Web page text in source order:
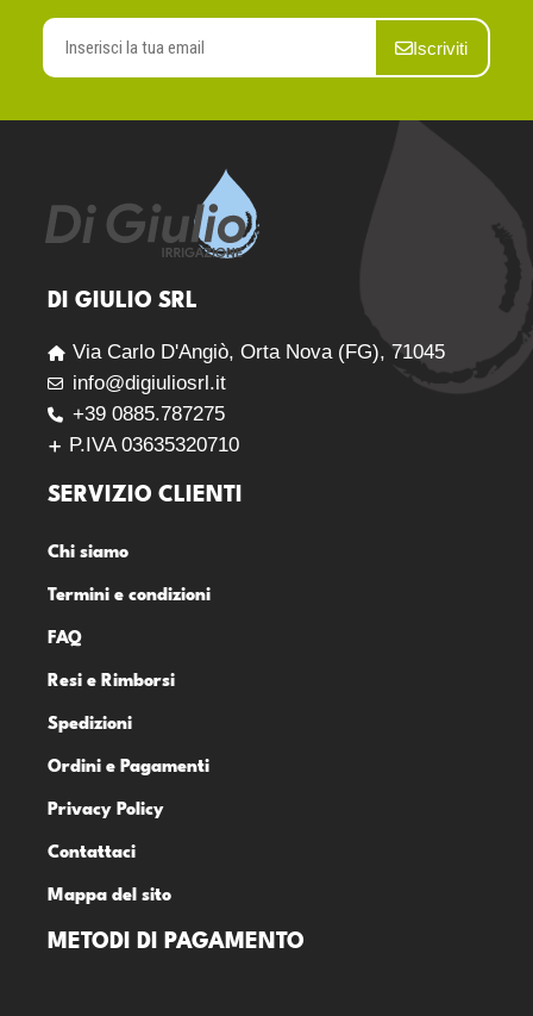
Iscriviti
DI GIULIO SRL
Via Carlo D'Angiò, Orta Nova (FG), 71045
info@digiuliosrl.it
+39 0885.787275
P.IVA 03635320710
SERVIZIO CLIENTI
Chi siamo
Termini e condizioni
FAQ
Resi e Rimborsi
Spedizioni
Ordini e Pagamenti
Privacy Policy
Contattaci
Mappa del sito
METODI DI PAGAMENTO